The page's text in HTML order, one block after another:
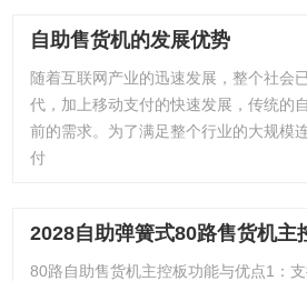
自助售货机的发展优势
随着互联网产业的迅速发展，整个社会
代，加上移动支付的快速发展，传统的
前的需求。为了满足整个行业的大规模
付
2028自助弹簧式80路售货机主
80路自助售货机主控板功能与优点1：